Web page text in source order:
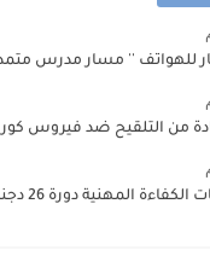
للهواتف '' مسار مدرس
من التلقيح ضد فيروس
المهنية دورة 26 دجنبر 2020